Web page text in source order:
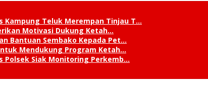
Kampung Teluk Merempan Tinjau T…
Motivasi Dukung Ketah…
Bantuan Sembako Kepada Pet…
Mendukung Program Ketah…
Polsek Siak Monitoring Perkemb…